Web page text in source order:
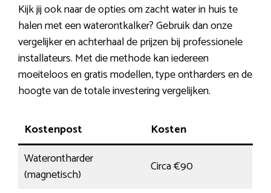
Kijk jij ook naar de opties om zacht water in huis te
halen met een waterontkalker? Gebruik dan onze
vergelijker en achterhaal de prijzen bij professionele
installateurs. Met die methode kan iedereen
moeiteloos en gratis modellen, type ontharders en de
hoogte van de totale investering vergelijken.
Kostenpost
Kosten
Waterontharder
(magnetisch)
Circa €90